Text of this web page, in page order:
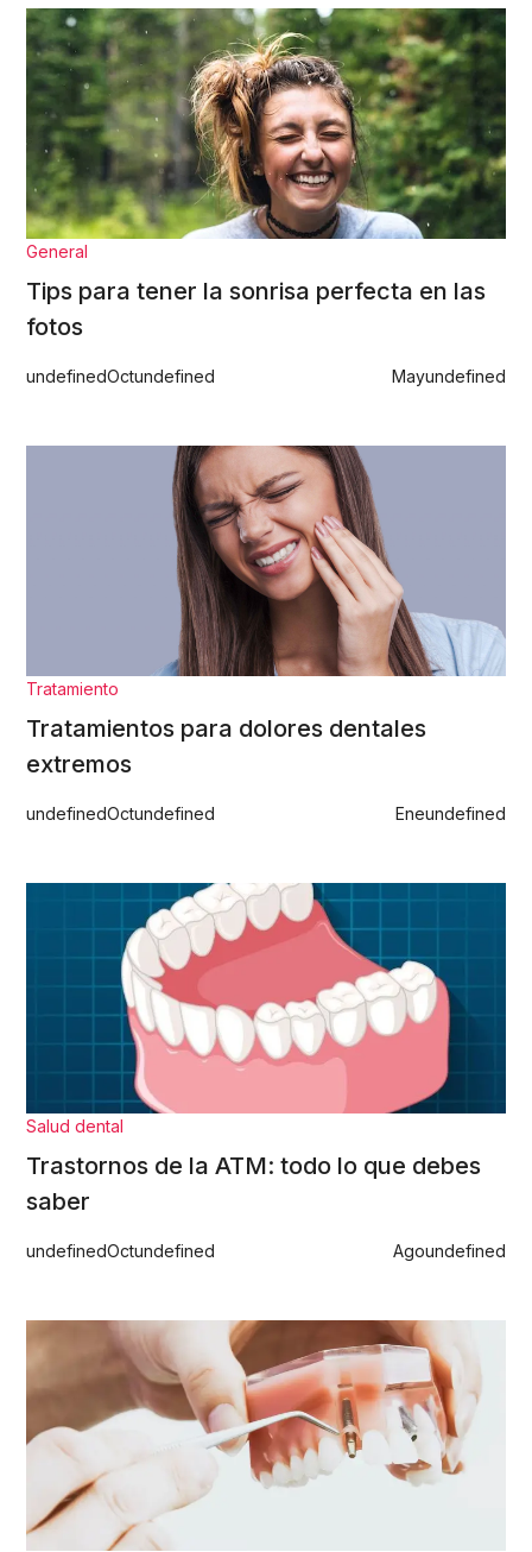
General
Tips para tener la sonrisa perfecta en las
fotos
undefinedOctundefined Mayundefined
Tratamiento
Tratamientos para dolores dentales
extremos
undefinedOctundefined Eneundefined
Salud dental
Trastornos de la ATM: todo lo que debes
saber
undefinedOctundefined Agoundefined